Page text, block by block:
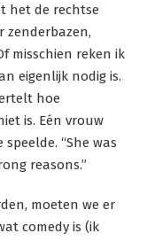
het de rechtse
zenderbazen,
misschien reken ik
eigenlijk nodig is.
hoe
is. Eén vrouw
“She was
reasons.”
moeten we er
comedy is (ik